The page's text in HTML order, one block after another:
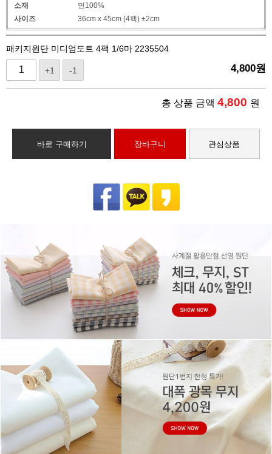
소재
면100%
사이즈
36cm x 45cm (4팩) ±2cm
패키지원단 미디엄도트 4팩 1/6마 2235504
+1 -1 4,800원
총 상품 금액 4,800 원
바로 구매하기 장바구니 관심상품